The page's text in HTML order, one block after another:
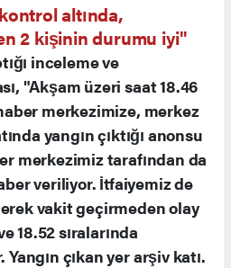
altında,
2 kişinin durumu iyi"
inceleme ve
"Akşam üzeri saat 18.46
merkezimize, merkez
yangın çıktığı anonsu
merkezimiz tarafından da
veriliyor. İtfaiyemiz de
vakit geçirmeden olay
18.52 sıralarında
çıkan yer arşiv katı.